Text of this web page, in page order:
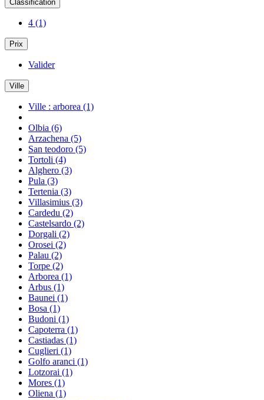
Classification
4 (1)
Prix
Valider
Ville
Ville : arborea (1)
Olbia (6)
Arzachena (5)
San teodoro (5)
Tortoli (4)
Alghero (3)
Pula (3)
Tertenia (3)
Villasimius (3)
Cardedu (2)
Castelsardo (2)
Dorgali (2)
Orosei (2)
Palau (2)
Torpe (2)
Arborea (1)
Arbus (1)
Baunei (1)
Bosa (1)
Budoni (1)
Capoterra (1)
Castiadas (1)
Cuglieri (1)
Golfo aranci (1)
Lotzorai (1)
Mores (1)
Oliena (1)